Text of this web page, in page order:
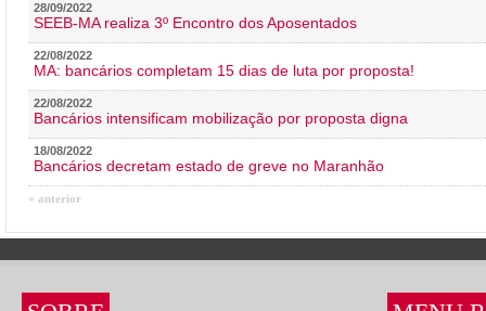
28/09/2022
SEEB-MA realiza 3º Encontro dos Aposentados
22/08/2022
MA: bancários completam 15 dias de luta por proposta!
22/08/2022
Bancários intensificam mobilização por proposta digna
18/08/2022
Bancários decretam estado de greve no Maranhão
« anterior